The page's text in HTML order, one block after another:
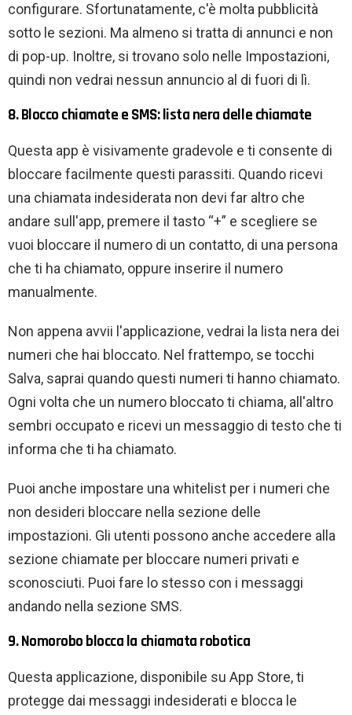
configurare. Sfortunatamente, c'è molta pubblicità
sotto le sezioni. Ma almeno si tratta di annunci e non
di pop-up. Inoltre, si trovano solo nelle Impostazioni,
quindi non vedrai nessun annuncio al di fuori di lì.
8. Blocco chiamate e SMS: lista nera delle chiamate
Questa app è visivamente gradevole e ti consente di
bloccare facilmente questi parassiti. Quando ricevi
una chiamata indesiderata non devi far altro che
andare sull'app, premere il tasto “+” e scegliere se
vuoi bloccare il numero di un contatto, di una persona
che ti ha chiamato, oppure inserire il numero
manualmente.
Non appena avvii l'applicazione, vedrai la lista nera dei
numeri che hai bloccato. Nel frattempo, se tocchi
Salva, saprai quando questi numeri ti hanno chiamato.
Ogni volta che un numero bloccato ti chiama, all'altro
sembri occupato e ricevi un messaggio di testo che ti
informa che ti ha chiamato.
Puoi anche impostare una whitelist per i numeri che
non desideri bloccare nella sezione delle
impostazioni. Gli utenti possono anche accedere alla
sezione chiamate per bloccare numeri privati ​​e
sconosciuti. Puoi fare lo stesso con i messaggi
andando nella sezione SMS.
9. Nomorobo blocca la chiamata robotica
Questa applicazione, disponibile su App Store, ti
protegge dai messaggi indesiderati e blocca le